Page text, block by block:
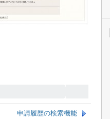
申請履歴の検索機能